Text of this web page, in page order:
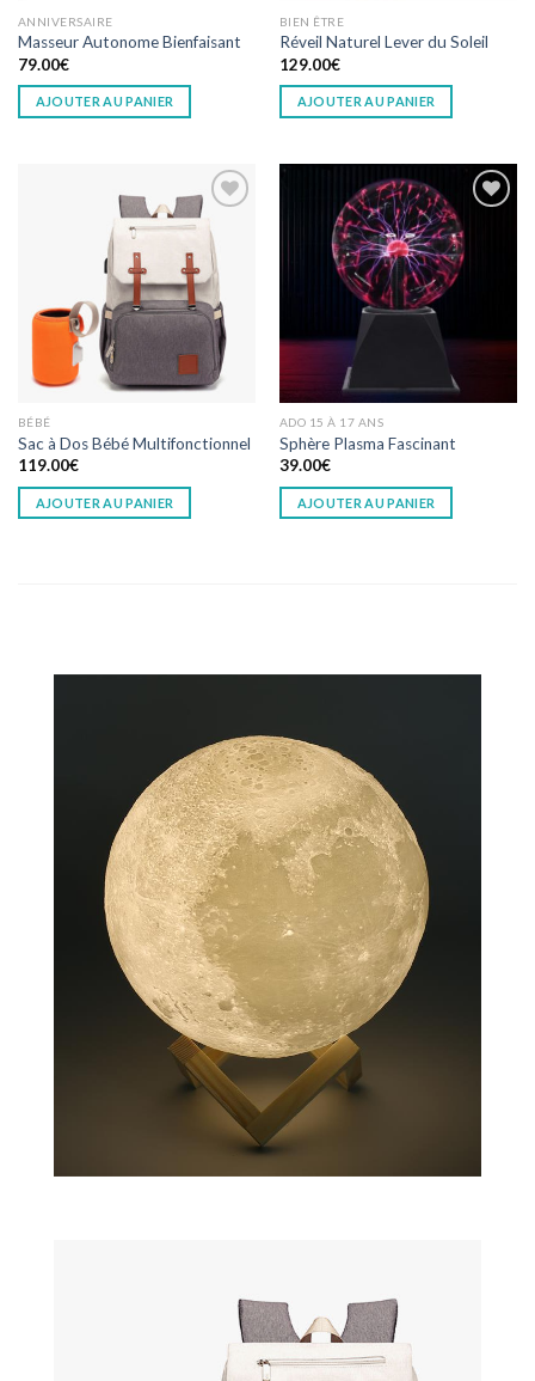
ANNIVERSAIRE
Masseur Autonome Bienfaisant
79.00€
AJOUTER AU PANIER
BIEN ÊTRE
Réveil Naturel Lever du Soleil
129.00€
AJOUTER AU PANIER
Add to
wishlist
BÉBÉ
Sac à Dos Bébé Multifonctionnel
119.00€
AJOUTER AU PANIER
Add to
wishlist
ADO 15 À 17 ANS
Sphère Plasma Fascinant
39.00€
AJOUTER AU PANIER